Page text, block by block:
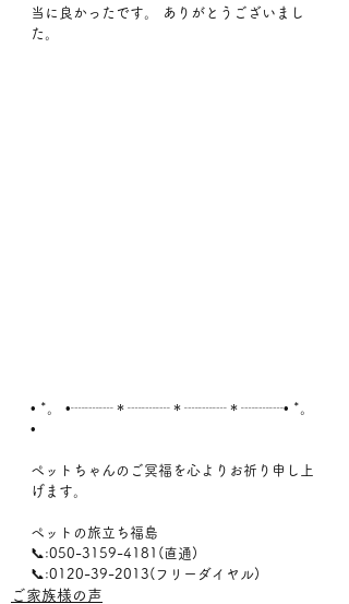
当に良かったです。 ありがとうございまし
た。
• *。 •┈┈┈＊┈┈┈＊┈┈┈＊┈┈┈• *。
•
ペットちゃんのご冥福を心よりお祈り申し上
げます。
ペットの旅立ち福島
📞:050-3159-4181(直通)
📞:0120-39-2013(フリーダイヤル)
ご家族様の声